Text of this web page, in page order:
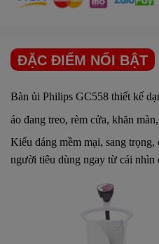
ĐẶC ĐIỂM NỔI BẬT
Bàn ủi Philips GC558 thiết kế
áo đang treo, rèm cửa, khăn
Kiểu dáng mềm mại, sang
người tiêu dùng ngay từ cái nhìn